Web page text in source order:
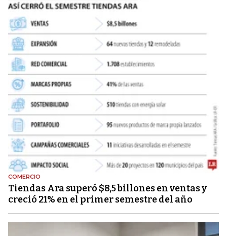
COMERCIO
Tiendas Ara superó $8,5 billones en ventas y
creció 21% en el primer semestre del año